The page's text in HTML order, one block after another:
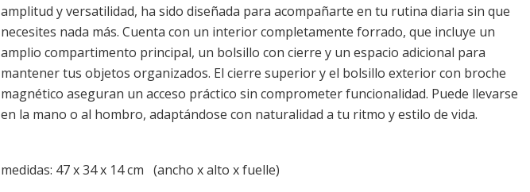
amplitud y versatilidad, ha sido diseñada para acompañarte en tu rutina diaria sin que
necesites nada más. Cuenta con un interior completamente forrado, que incluye un
amplio compartimento principal, un bolsillo con cierre y un espacio adicional para
mantener tus objetos organizados. El cierre superior y el bolsillo exterior con broche
magnético aseguran un acceso práctico sin comprometer funcionalidad. Puede llevarse
en la mano o al hombro, adaptándose con naturalidad a tu ritmo y estilo de vida.
medidas: 47 x 34 x 14 cm (ancho x alto x fuelle)